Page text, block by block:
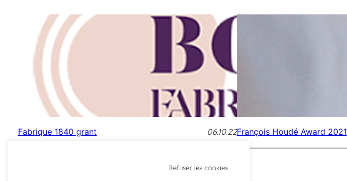
Fabrique 1840 grant 06.10.22François Houdé Award 2021
Refuser les cookies